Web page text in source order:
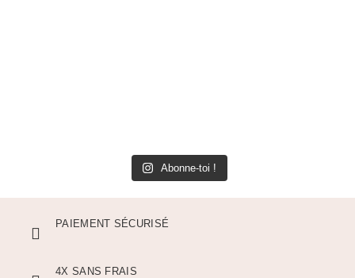
Abonne-toi !
PAIEMENT SÉCURISÉ
4X SANS FRAIS